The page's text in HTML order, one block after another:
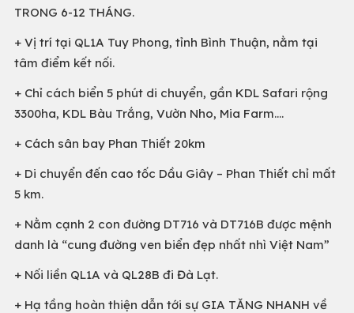
TRONG 6-12 THÁNG.
+ Vị trí tại QL1A Tuy Phong, tỉnh Bình Thuận, nằm tại
tâm điểm kết nối.
+ Chỉ cách biển 5 phút di chuyển, gần KDL Safari rộng
3300ha, KDL Bàu Trắng, Vườn Nho, Mia Farm....
+ Cách sân bay Phan Thiết 20km
+ Di chuyển đến cao tốc Dầu Giây – Phan Thiết chỉ mất
5 km.
+ Nằm cạnh 2 con đường DT716 và DT716B được mệnh
danh là “cung đường ven biển đẹp nhất nhì Việt Nam”
+ Nối liền QL1A và QL28B đi Đà Lạt.
+ Hạ tầng hoàn thiện dẫn tới sự GIA TĂNG NHANH về